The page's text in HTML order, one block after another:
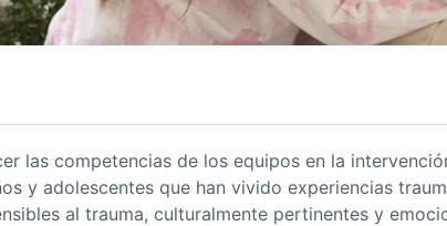
las competencias de los equipos en la
y adolescentes que han vivido experiencias
al trauma, culturalmente pertinentes y